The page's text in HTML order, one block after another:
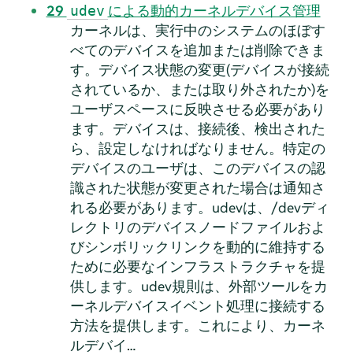
29 udev による動的カーネルデバイス管理
カーネルは、実行中のシステムのほぼす
べてのデバイスを追加または削除できま
す。デバイス状態の変更(デバイスが接続
されているか、または取り外されたか)を
ユーザスペースに反映させる必要があり
ます。デバイスは、接続後、検出された
ら、設定しなければなりません。特定の
デバイスのユーザは、このデバイスの認
識された状態が変更された場合は通知さ
れる必要があります。udevは、/devディ
レクトリのデバイスノードファイルおよ
びシンボリックリンクを動的に維持する
ために必要なインフラストラクチャを提
供します。udev規則は、外部ツールをカ
ーネルデバイスイベント処理に接続する
方法を提供します。これにより、カーネ
ルデバイ…